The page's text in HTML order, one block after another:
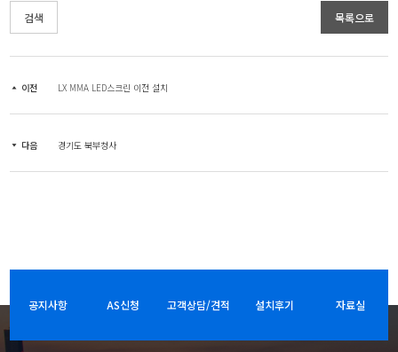
검색 목록으로
이전 LX MMA LED스크린 이전 설치
다음 경기도 북부청사
공지사항 AS신청 고객상담/견적 설치후기 자료실